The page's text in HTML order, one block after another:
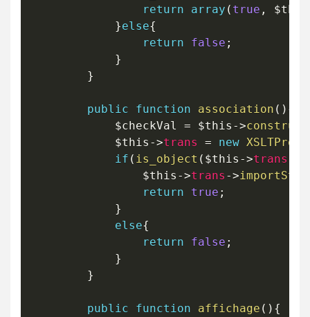
return
array ( true , $this
}else{
return
false ;
}
}
public function association ( ) {
$checkVal
= $this ->
$this ->trans = new
if ( is_object ( $this ->trans
$this ->trans ->
return
true ;
}
else{
return
false ;
}
}
public function affichage ( ) {